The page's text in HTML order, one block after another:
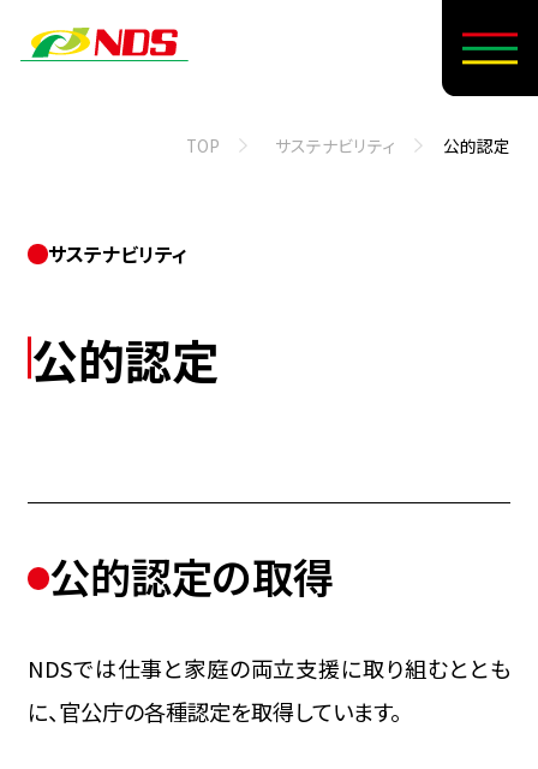
TOP サステナビリティ 公​的​認定
サステナビリティ
公​的​認定
公的認定の取得
NDSでは仕事と家庭の両立支援に取り組むととも
に、官公庁の各種認定を取得しています。